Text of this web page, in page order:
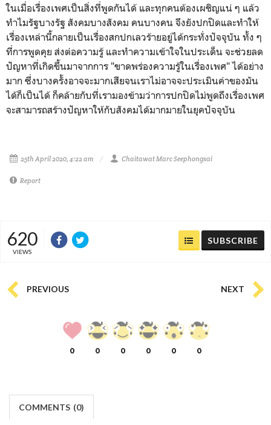
ในเมื่อเรื่องเพศเป็นสิ่งที่พูดกันได้ และทุกคนต้องเผชิญแน่ ๆ แล้ว
ทำไมรัฐบางรัฐ สังคมบางสังคม คนบางคน จึงยังปกปิดและทำให้
เรื่องเหล่านี้กลายเป็นเรื่องสกปกเลวร้ายอยู่ได้กระทั่งปัจจุบัน ทั้ง ๆ
ที่การพูดคุย ส่งต่อความรู้ และทำความเข้าใจในประเด็น จะช่วยลด
ปัญหาที่เกิดขึ้นมาจากการ "ขาดพร่องความรู้ในเรื่องเพศ" ได้อย่าง
มาก ซึ่งบางครั้งอาจจะมากเสียจนเราไม่อาจจะประเมินค่าของมัน
ได้ก็เป็นได้ ก็คล้ายกับที่เรามองข้ามว่าการปกปิดไม่พูดถึงเรื่องเพศ
จะสามารถสร้างปัญหาให้กับสังคมได้มากมายในยุคปัจจุบัน
25th April 2020, 4:22 am Chaitawat Marc Seephongsai
Report
620
VIEWS
SUBSCRIBE
PREVIOUS NEXT
0 0 0 0 0 0
COMMENTS (0)